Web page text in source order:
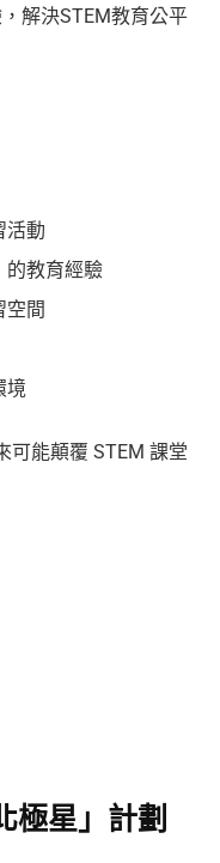
解決STEM教育公平
活動
的教育經驗
空間
境
可能顛覆 STEM 課堂
極星」計劃